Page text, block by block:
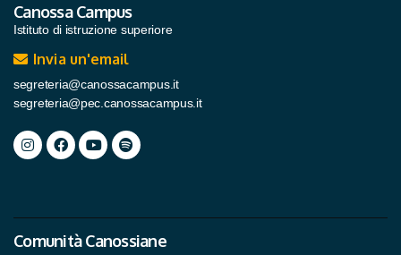
Canossa Campus
Istituto di istruzione superiore
Invia un'email
segreteria@canossacampus.it
segreteria@pec.canossacampus.it
Comunità Canossiane